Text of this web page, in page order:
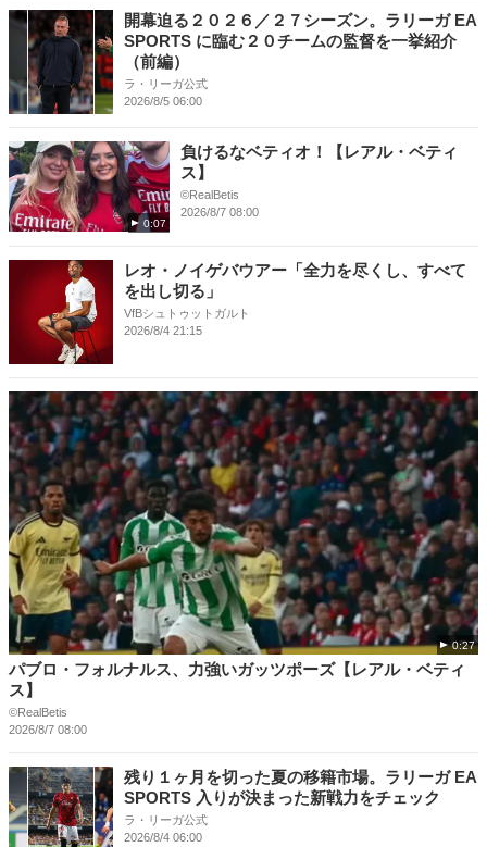
開幕迫る２０２６／２７シーズン。ラリーガ EA
SPORTS に臨む２０チームの監督を一挙紹介
（前編）
ラ・リーガ公式
2026/8/5 06:00
0:07
負けるなベティオ！【レアル・ベティ
ス】
©RealBetis
2026/8/7 08:00
レオ・ノイゲバウアー「全力を尽くし、すべて
を出し切る」
VfBシュトゥットガルト
2026/8/4 21:15
0:27
パブロ・フォルナルス、力強いガッツポーズ【レアル・ベティ
ス】
©RealBetis
2026/8/7 08:00
残り１ヶ月を切った夏の移籍市場。ラリーガ EA
SPORTS 入りが決まった新戦力をチェック
ラ・リーガ公式
2026/8/4 06:00